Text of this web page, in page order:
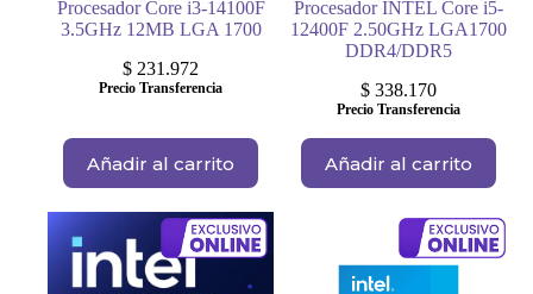
Procesador Core i3-14100F
3.5GHz 12MB LGA 1700
$ 231.972
Precio Transferencia
Añadir al carrito
Procesador INTEL Core i5-
12400F 2.50GHz LGA1700
DDR4/DDR5
$ 338.170
Precio Transferencia
Añadir al carrito